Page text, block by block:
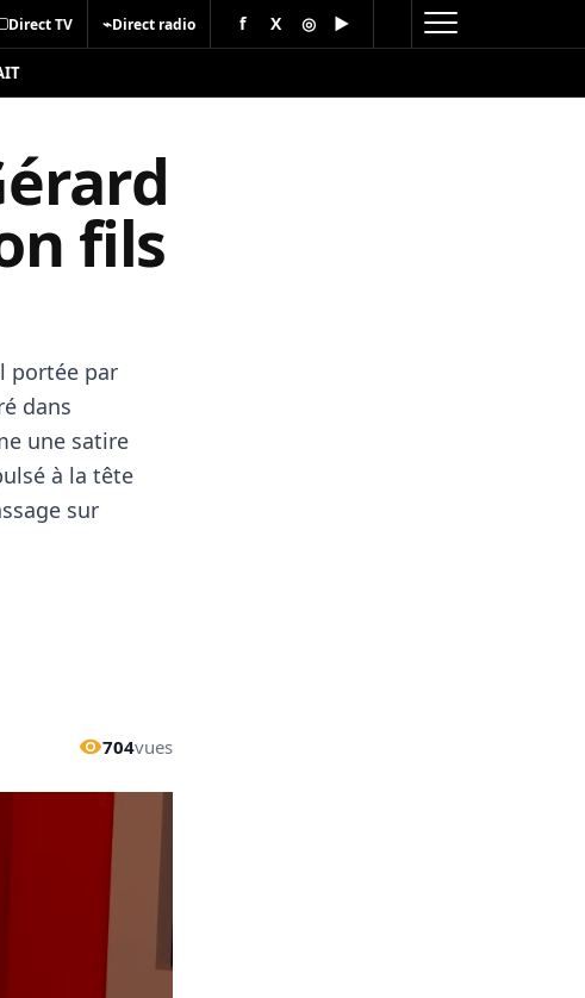
Direct TV ⌁Direct radio f X ◎ ▶
fils
portée par
dans
une satire
à la tête
sur
704vues